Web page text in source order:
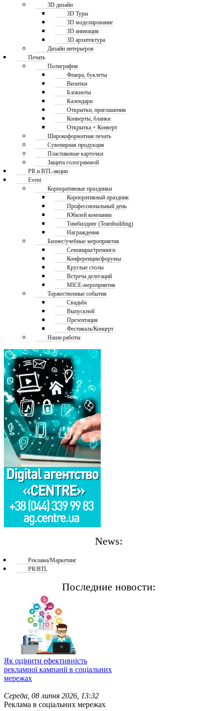
3D дизайн
3D Туры
3D моделирование
3D анимация
3D архитектура
Дизайн интерьеров
Печать
Полиграфия
Флаера, буклеты
Визитки
Блокноты
Календари
Открытки, приглашения
Конверты, бланки
Открытка + Конверт
Широкоформатная печать
Сувенирная продукция
Пластиковые карточки
Защита голограммой
PR и BTL-акции
Event
Корпоративные праздники
Корпоративный праздник
Профессиональный день
Юбилей компании
Тимбилдинг (Teambuilding)
Награждения
Бизнес/учебные мероприятия
Семинары/тренинги
Конференции/форумы
Круглые столы
Встреча делегаций
MICE-мероприятия
Торжественные события
Свадьба
Выпускной
Презентация
Фестиваль/Концерт
Наши работы
News:
Реклама/Маркетинг
PR/BTL
Последние новости:
Як оцінити ефективність
рекламної кампанії в соціальних
мережах
Середа, 08 липня 2026, 13:32
Реклама в соціальних мережах